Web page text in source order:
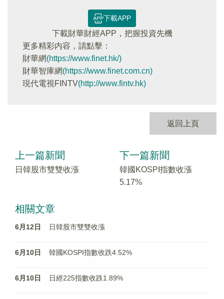
下載APP
下載財華財經APP，把握投資先機
更多精彩内容，請點擊：
財華網(https://www.finet.hk/)
財華智庫網(https://www.finet.com.cn)
現代電視FINTV(http://www.fintv.hk)
返回上頁
上一篇新聞
日韓股市雙雙收漲
下一篇新聞
韓國KOSPI指數收漲
5.17%
相關文章
6月12日 日韓股市雙雙收漲
6月10日 韓國KOSPI指數收跌4.52%
6月10日 日經225指數收跌1.89%